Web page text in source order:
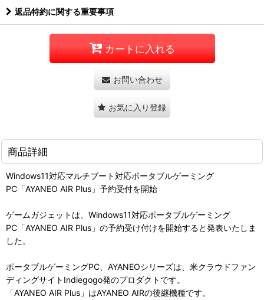
返品特約に関する重要事項
カートに入れる
お問い合わせ
お気に入り登録
商品詳細
Windows11対応マルチブート対応ポータブルゲーミング
PC「AYANEO AIR Plus」予約受付を開始
ゲームガジェットは、Windows11対応ポータブルゲーミング
PC「AYANEO AIR Plus」の予約受け付けを開始すると発表いたしま
した。
ポータブルゲーミングPC、AYANEOシリーズは、米クラウドファン
ディングサイトIndiegogo発のプロダクトです。
「AYANEO AIR Plus」はAYANEO AIRの後継機種です。